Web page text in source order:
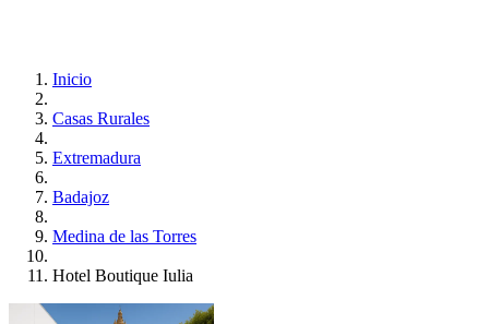
Inicio
Casas Rurales
Extremadura
Badajoz
Medina de las Torres
Hotel Boutique Iulia